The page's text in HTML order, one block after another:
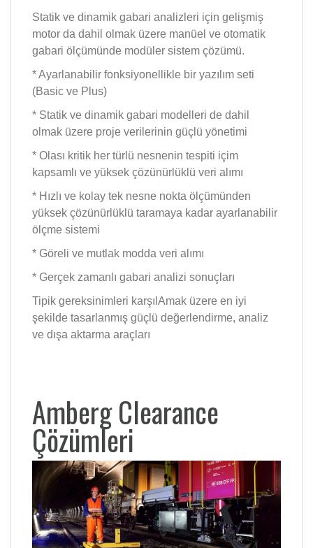
Statik ve dinamik gabari analizleri için gelişmiş
motor da dahil olmak üzere manüel ve otomatik
gabari ölçümünde modüler sistem çözümü.
* Ayarlanabilir fonksiyonellikle bir yazılım seti
(Basic ve Plus)
* Statik ve dinamik gabari modelleri de dahil
olmak üzere proje verilerinin güçlü yönetimi
* Olası kritik her türlü nesnenin tespiti içim
kapsamlı ve yüksek çözünürlüklü veri alımı
* Hızlı ve kolay tek nesne nokta ölçümünden
yüksek çözünürlüklü taramaya kadar ayarlanabilir
ölçme sistemi
* Göreli ve mutlak modda veri alımı
* Gerçek zamanlı gabari analizi sonuçları
Tipik gereksinimleri karşılAmak üzere en iyi
şekilde tasarlanmış güçlü değerlendirme, analiz
ve dışa aktarma araçları
Amberg Clearance
Çözümleri